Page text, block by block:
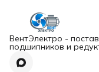
ВентЭлектро -
подшипников и